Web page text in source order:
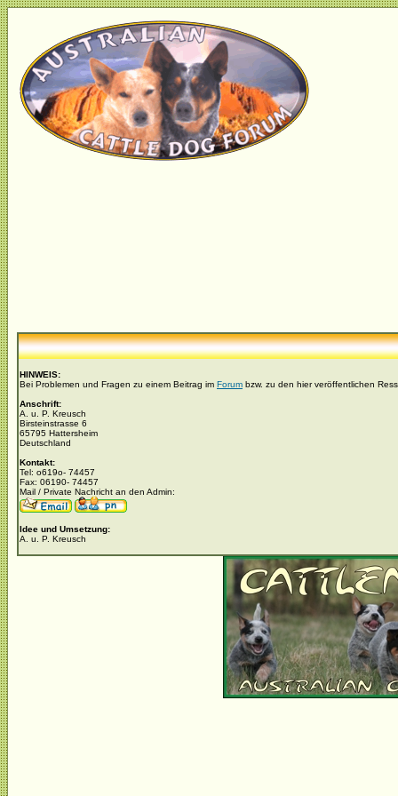
HINWEIS:
Bei Problemen und Fragen zu einem Beitrag im Forum bzw. zu den hier veröffentlichen
Anschrift:
A. u. P. Kreusch
Birsteinstrasse 6
65795 Hattersheim
Deutschland
Kontakt:
Tel: o619o- 74457
Fax: 06190- 74457
Mail / Private Nachricht an den Admin:
Idee und Umsetzung:
A. u. P. Kreusch